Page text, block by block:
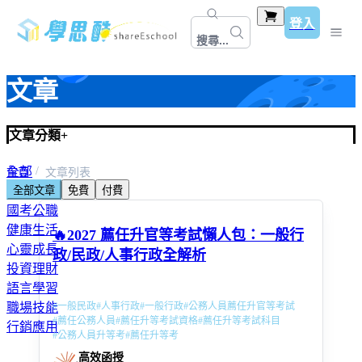
搜尋...
登入
文章
文章分類+
全部
教師資格考＆甄試
國考公職
健康生活
心靈成長
投資理財
語言學習
職場技能
行銷應用
首頁
文章列表
全部文章
免費 付費
🔥2027 薦任升官等考試懶人包：一般行
政/民政/人事行政全解析
#一般民政#人事行政#一般行政#公務人員薦任升官等考試
#薦任公務人員#薦任升等考試資格#薦任升等考試科目
#公務人員升等考#薦任升等考
高效函授